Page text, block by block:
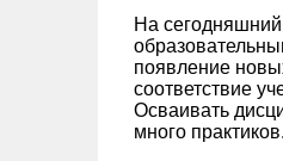
На
появление
соответствие
Осваивать
много практиков.